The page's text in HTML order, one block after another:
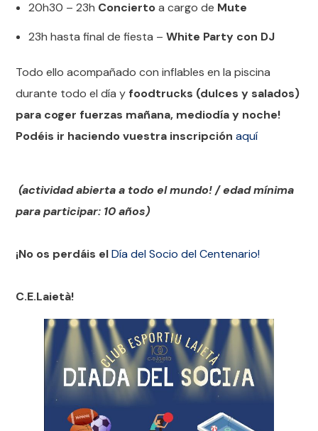
20h30 – 23h Conciertoa cargo de Mute
23h hasta final de fiesta – White Party con DJ
Todo ello acompañado con inflables en la piscina
durante todo el día y foodtrucks (dulces y salados)
para coger fuerzas mañana, mediodía y noche!
Podéis ir haciendo vuestra inscripción aquí
(actividad abierta a todo el mundo! / edad mínima
para participar: 10 años)
¡No os perdáis elDía del Socio del Centenario!
C.E.Laietà!